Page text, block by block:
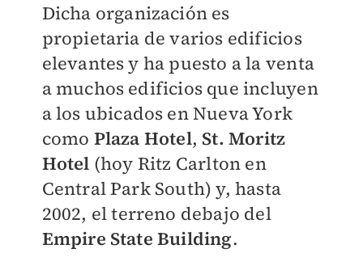
Dicha organización es
propietaria de varios edificios
elevantes y ha puesto a la venta
a muchos edificios que incluyen
a los ubicados en Nueva York
como Plaza Hotel, St. Moritz
Hotel (hoy Ritz Carlton en
Central Park South) y, hasta
2002, el terreno debajo del
Empire State Building.